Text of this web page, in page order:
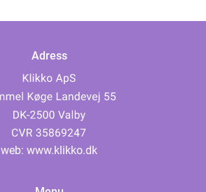
Adress
web: www.klikko.dk